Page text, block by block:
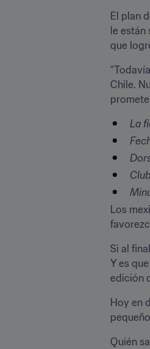
El plan
le están
que
Chile.
La
Los
Si al
Y es
edición
Hoy en
Quién